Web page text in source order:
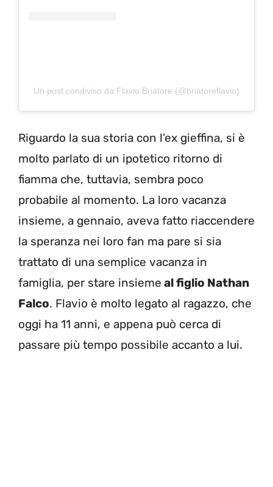
Un post condiviso da Flavio Briatore (@briatoreflavio)
Riguardo la sua storia con l’ex gieffina, si è
molto parlato di un ipotetico ritorno di
fiamma che, tuttavia, sembra poco
probabile al momento. La loro vacanza
insieme, a gennaio, aveva fatto riaccendere
la speranza nei loro fan ma pare si sia
trattato di una semplice vacanza in
famiglia, per stare insieme al figlio Nathan
Falco. Flavio è molto legato al ragazzo, che
oggi ha 11 anni, e appena può cerca di
passare più tempo possibile accanto a lui.